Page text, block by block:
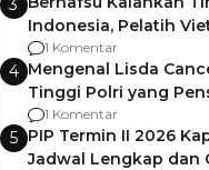
3
Indonesia, Pelatih
Berencana Pakai
1 Komentar
4 Mengenal Lisda
Tinggi Polri yang
Usai Jadi Brigjen
1 Komentar
5 PIP Termin II 2026
Jadwal Lengkap dan